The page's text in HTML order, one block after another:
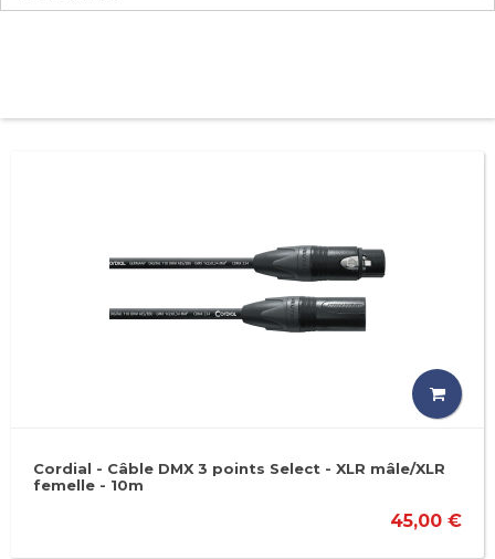
Cordial - Câble DMX 3 points Select - XLR mâle/XLR
femelle - 10m
45,00 €